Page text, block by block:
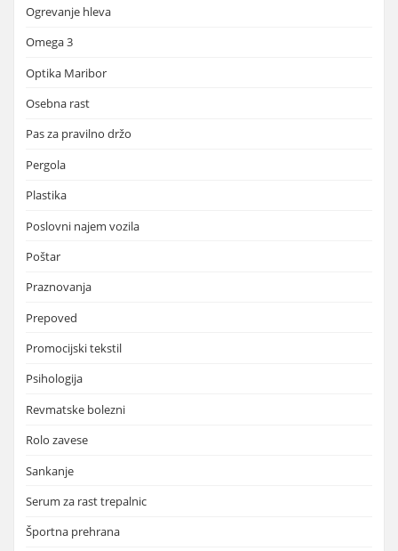
Ogrevanje hleva
Omega 3
Optika Maribor
Osebna rast
Pas za pravilno držo
Pergola
Plastika
Poslovni najem vozila
Poštar
Praznovanja
Prepoved
Promocijski tekstil
Psihologija
Revmatske bolezni
Rolo zavese
Sankanje
Serum za rast trepalnic
Športna prehrana